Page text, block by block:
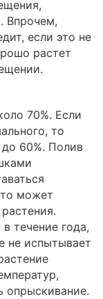
Впрочем,
если это не
растет
70%. Если
то
60%. Полив
может
течение года,
не испытывает
опрыскивание.